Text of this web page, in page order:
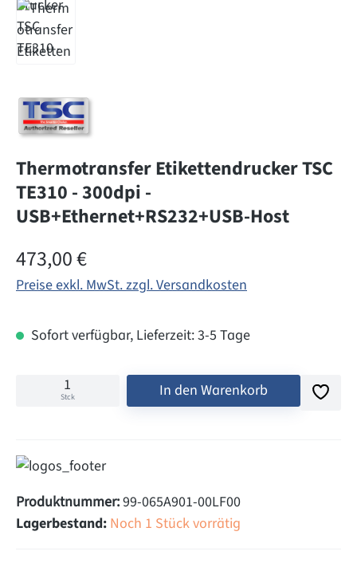
Thermotransfer Etikettendrucker TSC
TE310 - 300dpi -
USB+Ethernet+RS232+USB-Host
Regulärer Preis:
473,00 €
Preise exkl. MwSt. zzgl. Versandkosten
Sofort verfügbar, Lieferzeit: 3-5 Tage
Stck In den Warenkorb
Produktnummer:99-065A901-00LF00
Lagerbestand: Noch 1 Stück vorrätig